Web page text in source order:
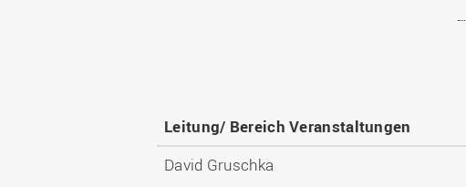
Leitung/ Bereich Veranstaltungen
David Gruschka